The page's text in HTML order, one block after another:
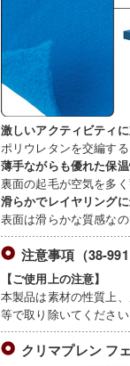
激しいアクティビティ
ポリウレタンを交編す
薄手ながらも優れた保
裏面の起毛が空気を多
滑らかでレイヤリング
表面は滑らかな質感な
注意事項（38-991
【ご使用上の注意】
本製品は素材の性質上
等で取り除いてください
クリマプレン フ